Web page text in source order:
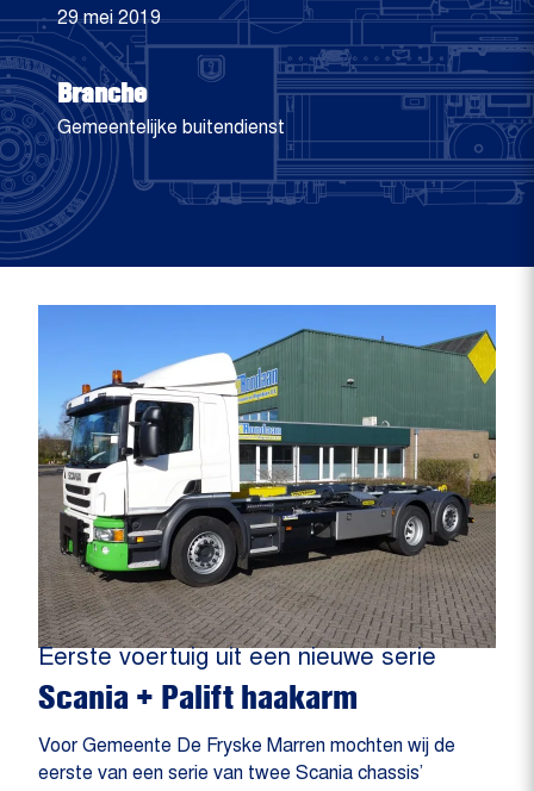
29 mei 2019
Branche
Gemeentelijke buitendienst
Eerste voertuig uit een nieuwe serie
Scania + Palift haakarm
Voor Gemeente De Fryske Marren mochten wij de
eerste van een serie van twee Scania chassis’